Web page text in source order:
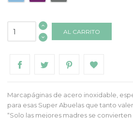
AL CARRITO
Marcapáginas de acero inoxidable,
para esas Super Abuelas que tanto
“Solo las mejores madres se convierten